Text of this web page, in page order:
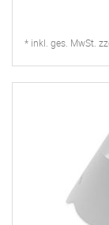
* inkl. ges. MwSt.